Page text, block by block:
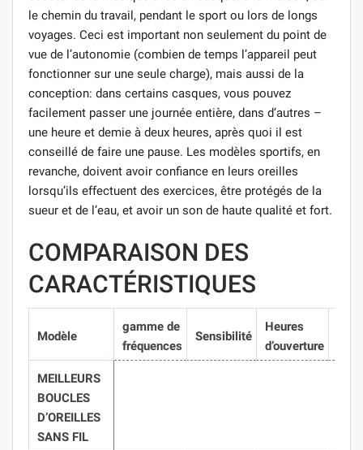
le chemin du travail, pendant le sport ou lors de longs
voyages. Ceci est important non seulement du point de
vue de l’autonomie (combien de temps l’appareil peut
fonctionner sur une seule charge), mais aussi de la
conception: dans certains casques, vous pouvez
facilement passer une journée entière, dans d’autres –
une heure et demie à deux heures, après quoi il est
conseillé de faire une pause. Les modèles sportifs, en
revanche, doivent avoir confiance en leurs oreilles
lorsqu’ils effectuent des exercices, être protégés de la
sueur et de l’eau, et avoir un son de haute qualité et fort.
COMPARAISON DES
CARACTÉRISTIQUES
Modèle
gamme de
fréquences
Sensibilité
Heures
d’ouverture
MEILLEURS
BOUCLES
D’OREILLES
SANS FIL